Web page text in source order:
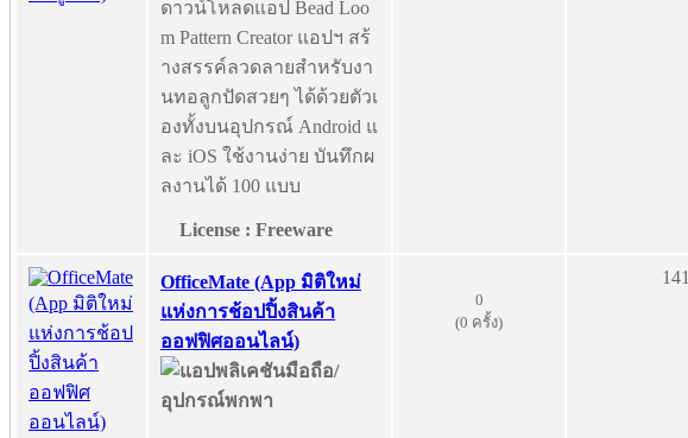
ดาวน์โหลดแอป Bead Loo
m Pattern Creator แอปฯ สร้
างสรรค์ลวดลายสำหรับงา
นทอลูกปัดสวยๆ ได้ด้วยตัวเ
องทั้งบนอุปกรณ์ Android แ
ละ iOS ใช้งานง่าย บันทึกผ
ลงานได้ 100 แบบ
License : Freeware
OfficeMate (App มิติใหม่
แห่งการช้อปปิ้งสินค้า
ออฟฟิศออนไลน์)
0
(0 ครั้ง)
141